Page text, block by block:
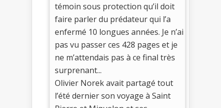
témoin sous protection qu’il doit
faire parler du prédateur qui l’a
enfermé 10 longues années. Je n’ai
pas vu passer ces 428 pages et je
ne m’attendais pas à ce final très
surprenant...
Olivier Norek avait partagé tout
l’été dernier son voyage à Saint